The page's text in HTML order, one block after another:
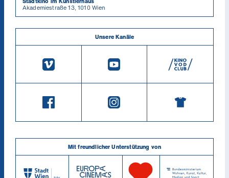
Akademiestraße 13, 1010 Wien
Unsere Kanäle
Mit freundlicher Unterstützung von